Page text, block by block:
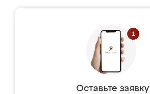
Оставьте заявку